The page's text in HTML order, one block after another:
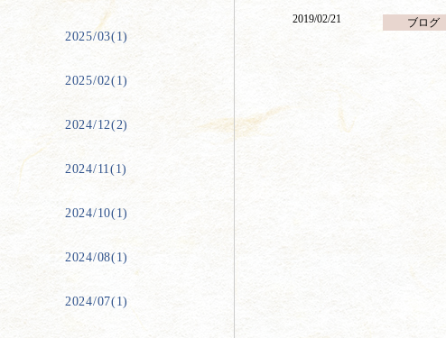
2025/03(1)
2025/02(1)
2024/12(2)
2024/11(1)
2024/10(1)
2024/08(1)
2024/07(1)
2019/02/21 ブログ